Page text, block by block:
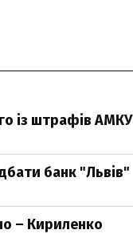
із штрафів АМКУ
банк "Львів"
– Кириленко